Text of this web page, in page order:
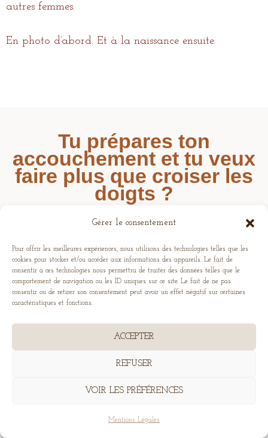
Gérer le consentement
Pour offrir les meilleures expériences, nous utilisons des technologies telles que les
cookies pour stocker et/ou accéder aux informations des appareils. Le fait de
consentir à ces technologies nous permettra de traiter des données telles que le
comportement de navigation ou les ID uniques sur ce site. Le fait de ne pas
consentir ou de retirer son consentement peut avoir un effet négatif sur certaines
caractéristiques et fonctions.
ACCEPTER
REFUSER
VOIR LES PRÉFÉRENCES
Mentions Légales
autres femmes.
En photo d’abord. Et à la naissance ensuite.
Tu prépares ton
accouchement et tu veux
faire plus que croiser les
doigts ?
Le système médical n’est pas construit pour soutenir
ton projet de naissance naturel.
Et ton cerveau, si tu ne le prépares pas, peut devenir
J’ai créé Sacrée Naissance pour t’accompagner.
Un programme en ligne pour comprendre ce qui se
passe dans ton corps, préparer ton cerveau et arriver